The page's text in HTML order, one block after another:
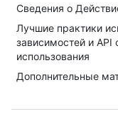
Сведения о
Лучшие практики
зависимостей и API
использования
Дополнительные